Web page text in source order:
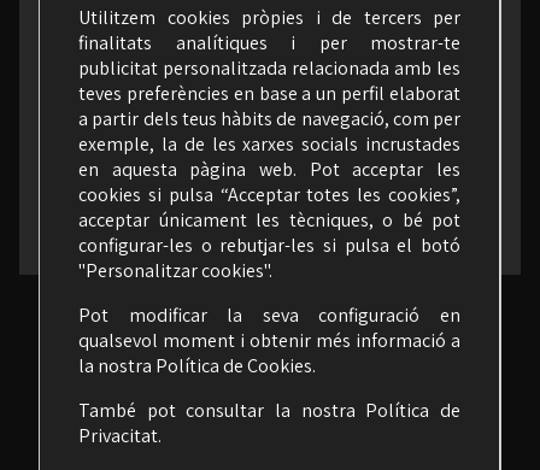
a les xarxes (segueix-nos)
Utilitzem cookies pròpies i de tercers per
finalitats analítiques i per mostrar-te
publicitat personalitzada relacionada amb les
teves preferències en base a un perfil elaborat
a partir dels teus hàbits de navegació, com per
exemple, la de les xarxes socials incrustades
en aquesta pàgina web. Pot acceptar les
cookies si pulsa “Acceptar totes les cookies”,
acceptar únicament les tècniques, o bé pot
configurar-les o rebutjar-les si pulsa el botó
"Personalitzar cookies".
Pot modificar la seva configuració en
qualsevol moment i obtenir més informació a
la nostra Política de Cookies.
També pot consultar la nostra Política de
Privacitat.